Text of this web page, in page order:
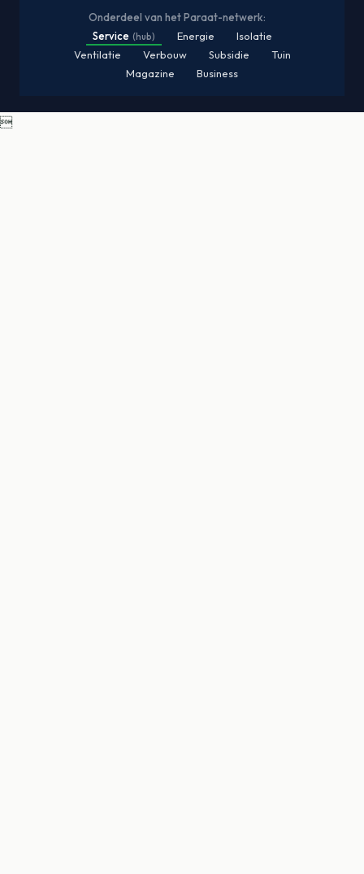
Onderdeel van het Paraat-netwerk:
Service (hub) Energie
Isolatie
Ventilatie
Verbouw Subsidie
Tuin
Magazine
Business
